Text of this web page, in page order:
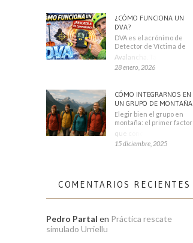
¿CÓMO FUNCIONA UN
DVA?
DVA es el acrónimo de
Detector de Víctima de
Avalancha. También se
28 enero, 2026
CÓMO INTEGRARNOS EN
UN GRUPO DE MONTAÑA
Elegir bien el grupo en
montaña: el primer factor
que condiciona tu
15 diciembre, 2025
COMENTARIOS RECIENTES
Pedro Partal en Práctica rescate
simulado Urriellu